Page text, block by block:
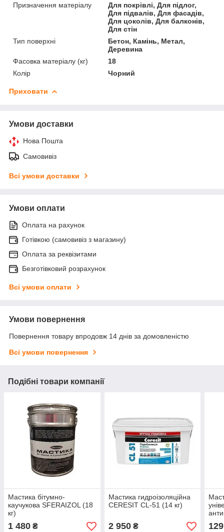
Призначення матеріалу
Для покрівлі, Для підлог,
Для підвалів, Для фасадів,
Для цоколів, Для балконів,
Для стін
Тип поверхні
Бетон, Камінь, Метал,
Деревина
Фасовка матеріалу (кг)
18
Колір
Чорний
Приховати
Умови доставки
Нова Пошта
Самовивіз
Всі умови доставки
Умови оплати
Оплата на рахунок
Готівкою (самовивіз з магазину)
Оплата за реквізитами
Безготівковий розрахунок
Всі умови оплати
Умови повернення
Повернення товару впродовж 14 днів за домовленістю
Всі умови повернення
Подібні товари компанії
Мастика бітумно-
каучукова SFERAIZOL (18
кг)
1 480 ₴
Мастика гидроізоляційна
CERESIT CL-51 (14 кг)
2 950₴ 129